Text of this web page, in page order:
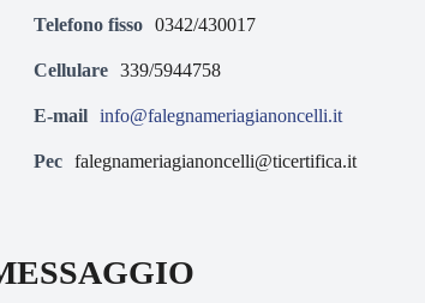
Telefono fisso 0342/430017
Cellulare 339/5944758
E-mail info@falegnameriagianoncelli.it
Pec falegnameriagianoncelli@ticertifica.it